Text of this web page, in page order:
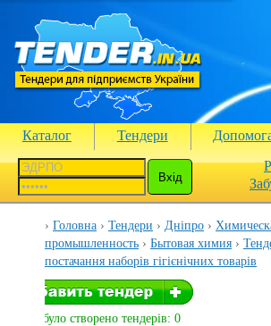
Каталог Тендери
Головна Тендери Дніпро
промышленность
Бытовая химия
постачання наборів гігієнічних товарів
Вами було створено тендерів: 0